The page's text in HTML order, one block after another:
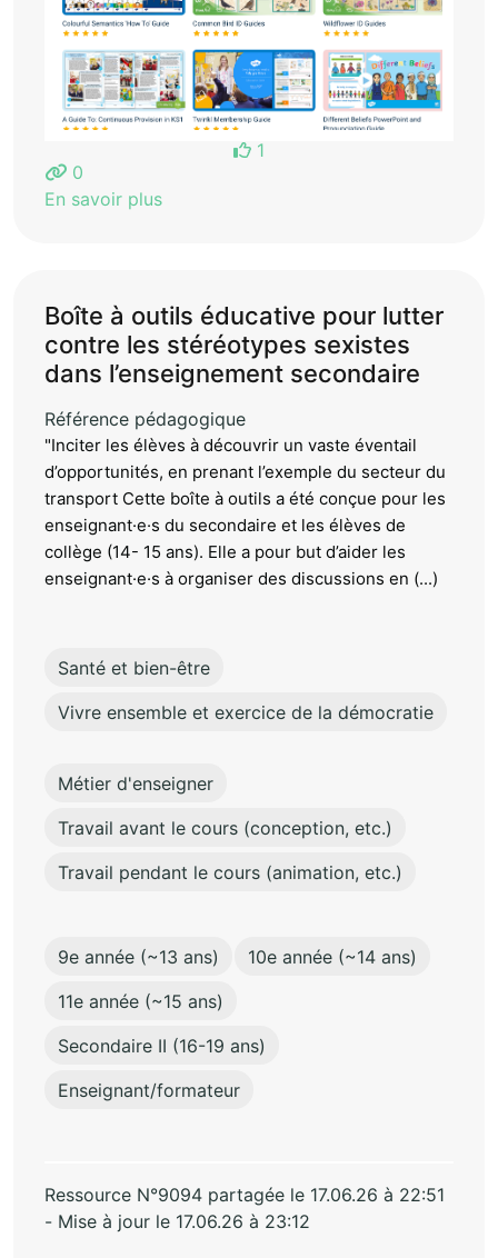
1
0
En savoir plus
Boîte à outils éducative pour lutter
contre les stéréotypes sexistes
dans l’enseignement secondaire
Référence pédagogique
"Inciter les élèves à découvrir un vaste éventail
d’opportunités, en prenant l’exemple du secteur du
transport Cette boîte à outils a été conçue pour les
enseignant·e·s du secondaire et les élèves de
collège (14- 15 ans). Elle a pour but d’aider les
enseignant·e·s à organiser des discussions en (...)
Santé et bien-être
Vivre ensemble et exercice de la démocratie
Métier d'enseigner
Travail avant le cours (conception, etc.)
Travail pendant le cours (animation, etc.)
9e année (~13 ans)
10e année (~14 ans)
11e année (~15 ans)
Secondaire II (16-19 ans)
Enseignant/formateur
Ressource N°9094 partagée le 17.06.26 à 22:51
- Mise à jour le 17.06.26 à 23:12